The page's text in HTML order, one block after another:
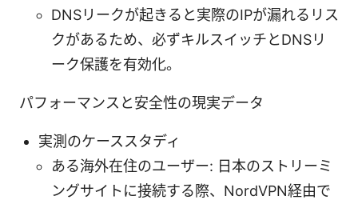
DNSリークが起きると実際のIPが漏れるリス
クがあるため、必ずキルスイッチとDNSリ
ーク保護を有効化。
パフォーマンスと安全性の現実データ
実測のケーススタディ
ある海外在住のユーザー: 日本のストリーミ
ングサイトに接続する際、NordVPN経由で